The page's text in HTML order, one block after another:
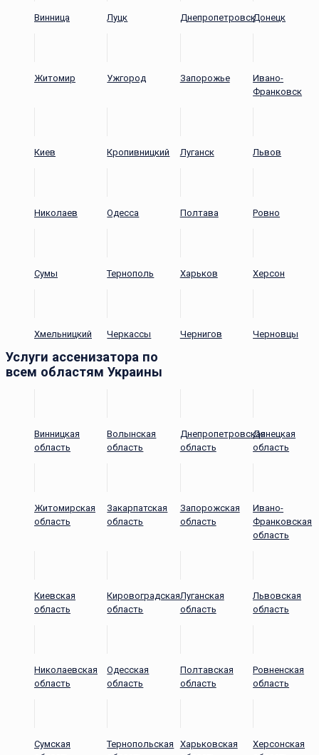
Винница Луцк ДнепропетровскДонецк
Житомир Ужгород Запорожье
Ивано-
Франковск
Киев Кропивницкий Луганск Львов
Николаев Одесса Полтава Ровно
Сумы Тернополь Харьков Херсон
Хмельницкий Черкассы Чернигов Черновцы
Услуги ассенизатора по
всем областям Украины
Винницкая
область
Волынская
область
Днепропетровская
область
Донецкая
область
Житомирская
область
Закарпатская
область
Запорожская
область
Ивано-
Франковская
область
Киевская
область
Кировоградская
область
Луганская
область
Львовская
область
Николаевская
область
Одесская
область
Полтавская
область
Ровненская
область
Сумская
Тернопольская
Харьковская
Херсонская